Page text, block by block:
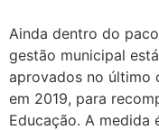
Ainda dentro do
gestão municipal
aprovados no último
em 2019, para
Educação. A medida